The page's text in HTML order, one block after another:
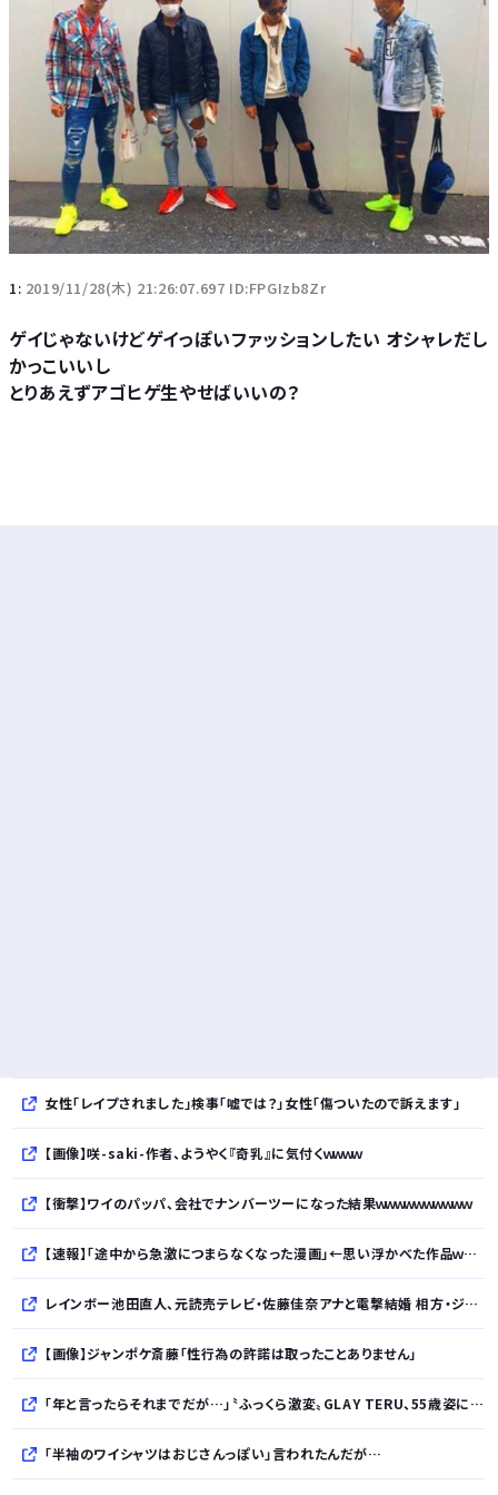
1: 2019/11/28(木) 21:26:07.697 ID:FPGIzb8Zr
ゲイじゃないけどゲイっぽいファッションしたい オシャレだし
かっこいいし
とりあえずアゴヒゲ生やせばいいの？
女性「レイプされました」検事「嘘では？」女性「傷ついたので訴えます」
【画像】咲-saki-作者、ようやく『奇乳』に気付くｗｗｗｗ
【衝撃】ワイのパッパ、会社でナンバーツーになった結果ｗｗｗｗｗｗｗｗｗｗ
【速報】「途中から急激につまらなくなった漫画」←思い浮かべた作品ｗｗｗｗｗｗｗｗｗｗ
レインボー池田直人、元読売テレビ・佐藤佳奈アナと電撃結婚 相方・ジャンボにサプライズ報告
【画像】ジャンポケ斎藤「性行為の許諾は取ったことありません」
「年と言ったらそれまでだが…」〝ふっくら激変〟GLAY TERU、55歳姿に「人として好きすぎる」「TERUさんには見えない」「分からなかった」
「半袖のワイシャツはおじさんっぽい」言われたんだが…